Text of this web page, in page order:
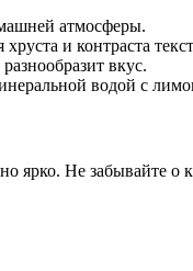
атмосферы.
и контраста
вкус.
водой с
Не забывайте о